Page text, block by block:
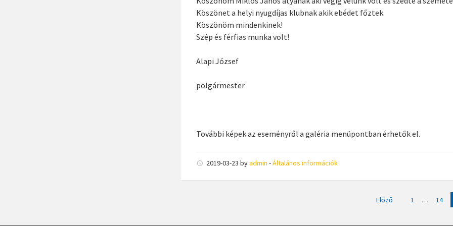
Köszönet a helyi nyugdíjas klubnak akik ebédet főztek.
Köszönöm mindenkinek!
Szép és férfias munka volt!
Alapi József
polgármester
További képek az eseményről a galéria menüpontban érhetők el.
2019-03-23byadmin -Általános információk
Előző 1 … 14